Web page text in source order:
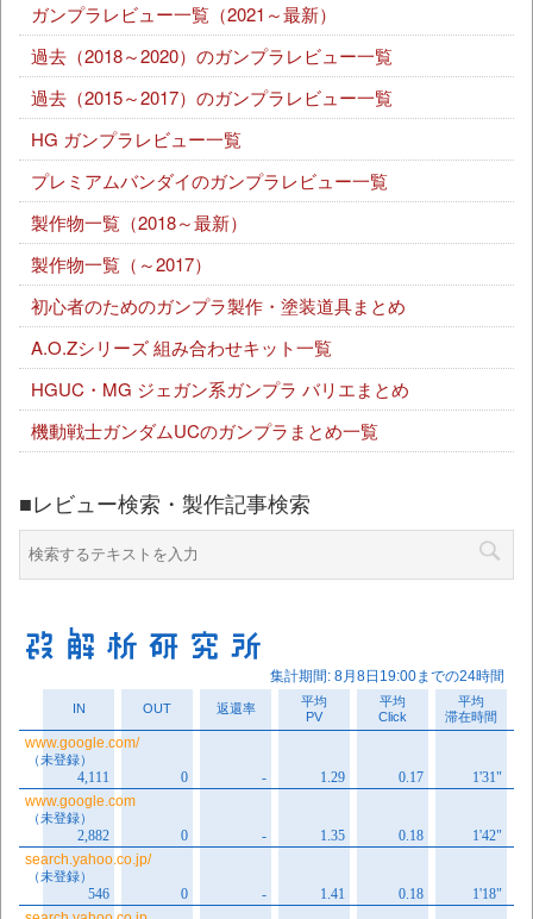
ガンプラレビュー一覧（2021～最新）
過去（2018～2020）のガンプラレビュー一覧
過去（2015～2017）のガンプラレビュー一覧
HG ガンプラレビュー一覧
プレミアムバンダイのガンプラレビュー一覧
製作物一覧（2018～最新）
製作物一覧（～2017）
初心者のためのガンプラ製作・塗装道具まとめ
A.O.Zシリーズ 組み合わせキット一覧
HGUC・MG ジェガン系ガンプラ バリエまとめ
機動戦士ガンダムUCのガンプラまとめ一覧
■レビュー検索・製作記事検索